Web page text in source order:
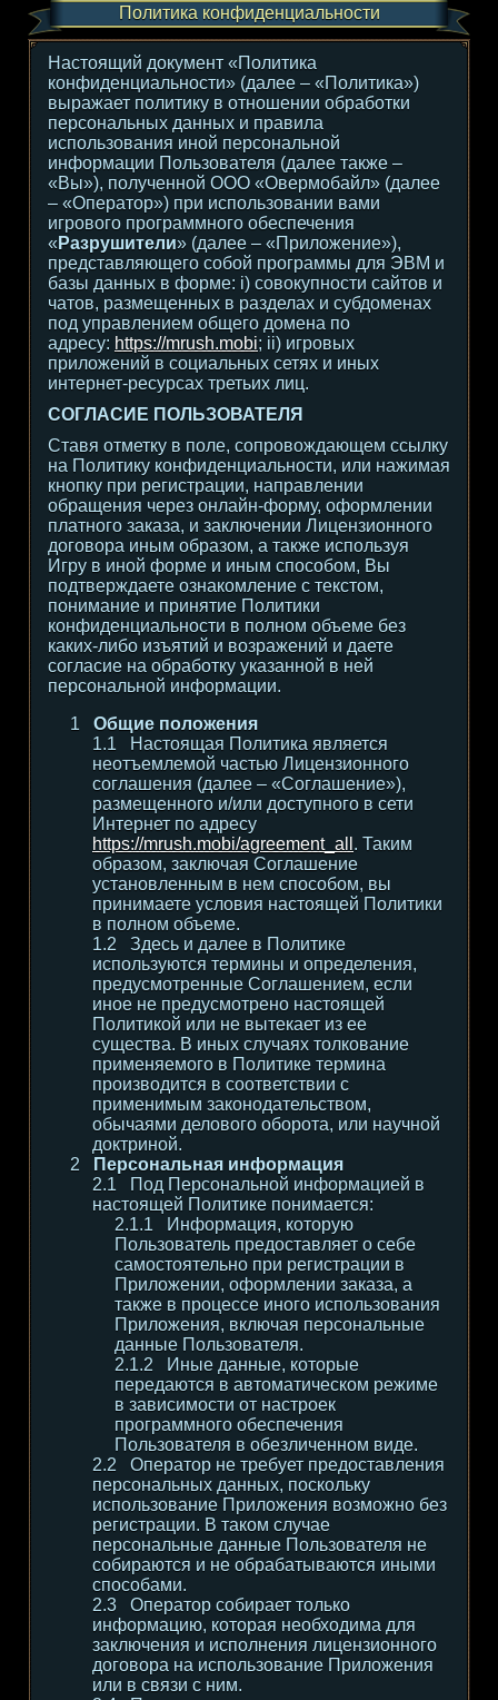
Политика конфиденциальности
Настоящий документ «Политика
конфиденциальности» (далее – «Политика»)
выражает политику в отношении обработки
персональных данных и правила
использования иной персональной
информации Пользователя (далее также –
«Вы»), полученной ООО «Овермобайл» (далее
– «Оператор») при использовании вами
игрового программного обеспечения
«Разрушители» (далее – «Приложение»),
представляющего собой программы для ЭВМ и
базы данных в форме: i) совокупности сайтов и
чатов, размещенных в разделах и субдоменах
под управлением общего домена по
адресу: https://mrush.mobi; ii) игровых
приложений в социальных сетях и иных
интернет-ресурсах третьих лиц.
СОГЛАСИЕ ПОЛЬЗОВАТЕЛЯ
Ставя отметку в поле, сопровождающем ссылку
на Политику конфиденциальности, или нажимая
кнопку при регистрации, направлении
обращения через онлайн-форму, оформлении
платного заказа, и заключении Лицензионного
договора иным образом, а также используя
Игру в иной форме и иным способом, Вы
подтверждаете ознакомление с текстом,
понимание и принятие Политики
конфиденциальности в полном объеме без
каких-либо изъятий и возражений и даете
согласие на обработку указанной в ней
персональной информации.
Общие положения
Настоящая Политика является
неотъемлемой частью Лицензионного
соглашения (далее – «Соглашение»),
размещенного и/или доступного в сети
Интернет по адресу
https://mrush.mobi/agreement_all . Таким
образом, заключая Соглашение
установленным в нем способом, вы
принимаете условия настоящей Политики
в полном объеме.
Здесь и далее в Политике
используются термины и определения,
предусмотренные Соглашением, если
иное не предусмотрено настоящей
Политикой или не вытекает из ее
существа. В иных случаях толкование
применяемого в Политике термина
производится в соответствии с
применимым законодательством,
обычаями делового оборота, или научной
доктриной.
Персональная информация
Под Персональной информацией в
настоящей Политике понимается:
Информация, которую
Пользователь предоставляет о себе
самостоятельно при регистрации в
Приложении, оформлении заказа, а
также в процессе иного использования
Приложения, включая персональные
данные Пользователя.
Иные данные, которые
передаются в автоматическом режиме
в зависимости от настроек
программного обеспечения
Пользователя в обезличенном виде.
Оператор не требует предоставления
персональных данных, поскольку
использование Приложения возможно без
регистрации. В таком случае
персональные данные Пользователя не
собираются и не обрабатываются иными
способами.
Оператор собирает только
информацию, которая необходима для
заключения и исполнения лицензионного
договора на использование Приложения
или в связи с ним.